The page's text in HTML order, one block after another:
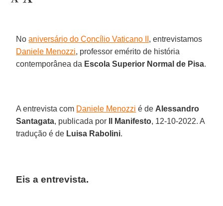
Noaniversário do Concílio Vaticano II , entrevistamos
Daniele Menozzi, professor emérito de história
contemporânea da Escola Superior Normal de Pisa.
A entrevista com Daniele Menozzi é de Alessandro
Santagata, publicada por Il Manifesto, 12-10-2022. A
tradução é de Luisa Rabolini.
Eis a entrevista.